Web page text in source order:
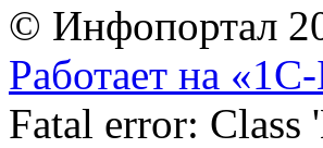
© Инфопортал
Работает на
Fatal error: